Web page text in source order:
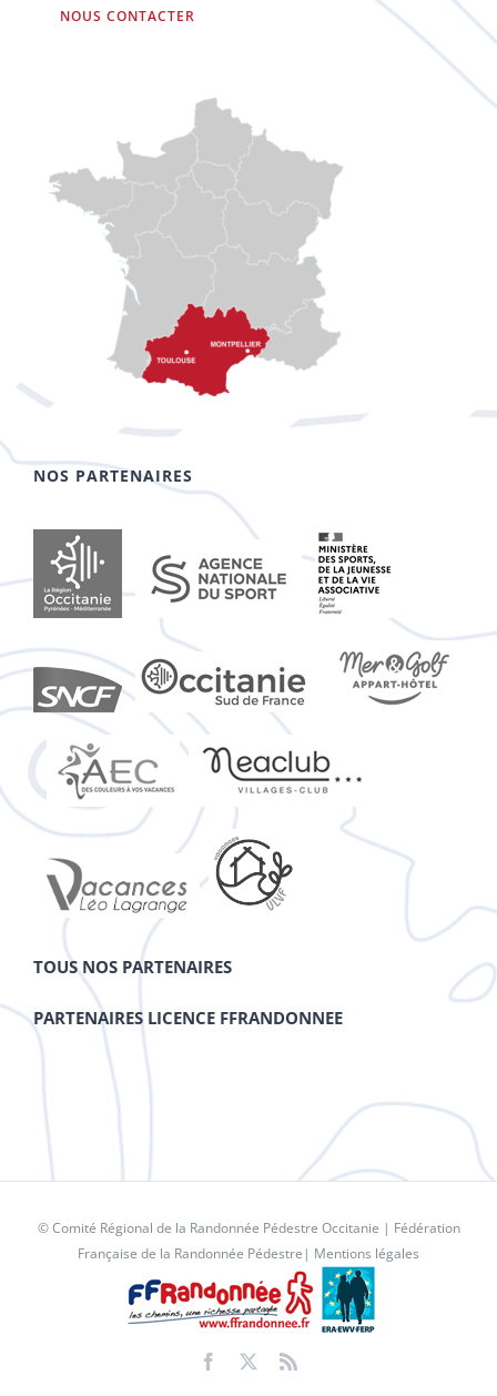
NOUS CONTACTER
NOS PARTENAIRES
TOUS NOS PARTENAIRES
PARTENAIRES LICENCE FFRANDONNEE
© Comité Régional de la Randonnée Pédestre Occitanie | Fédération
Française de la Randonnée Pédestre | Mentions légales
Facebook